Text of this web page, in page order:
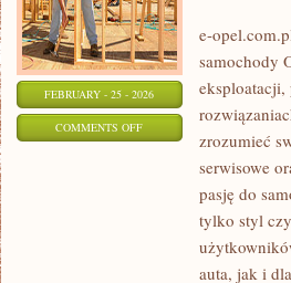
FEBRUARY - 25 - 2026
COMMENTS OFFON
e-
samochody
eksploatacji,
zrozumieć
serwisowe
pasję do
tylko styl
auta, jak i